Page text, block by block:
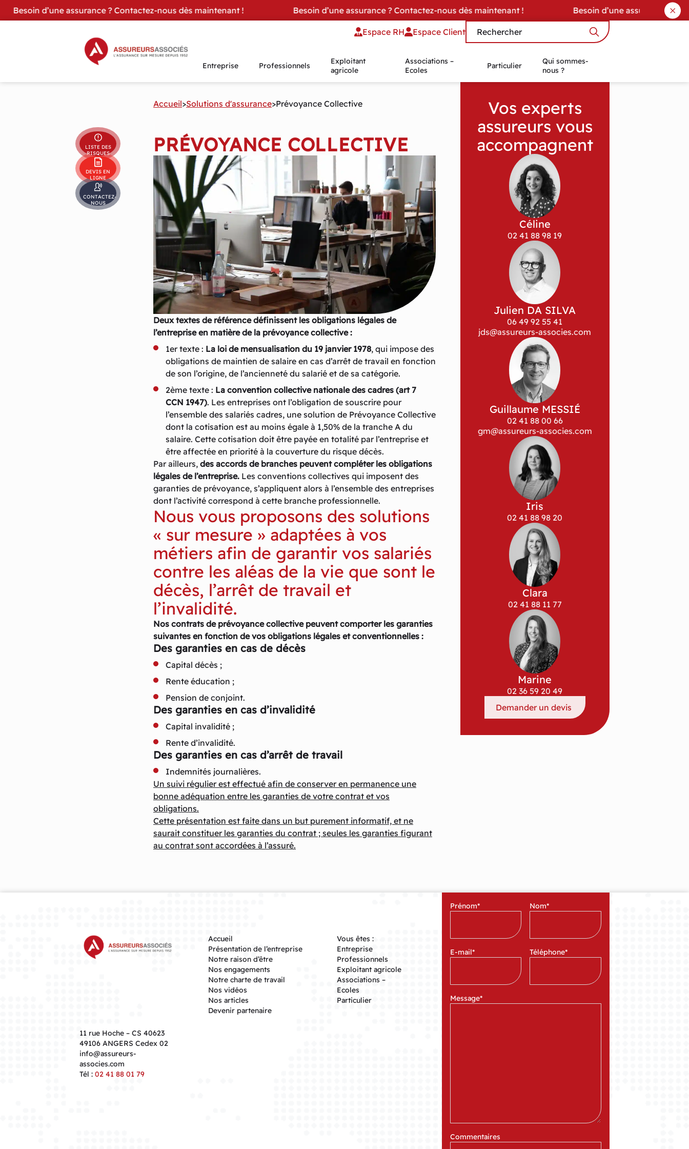
Skip to content
Besoin d’une assurance ? Contactez-nous dès maintenant ! Besoin d’une assurance ? Contactez-nous dès maintenant ! Besoin d’une assurance ?
Espace RH Espace Client
Entreprise Professionnels
Exploitant
agricole
Associations –
Ecoles
Particulier
Qui sommes-
nous ?
LISTE DES
RISQUES
DEVIS EN
LIGNE
CONTACTEZ-
NOUS
Accueil>Solutions d'assurance>Prévoyance Collective
PRÉVOYANCE COLLECTIVE
Deux textes de référence définissent les obligations légales de
l’entreprise en matière de la prévoyance collective :
1er texte : La loi de mensualisation du 19 janvier 1978, qui impose des
obligations de maintien de salaire en cas d’arrêt de travail en fonction
de son l’origine, de l’ancienneté du salarié et de sa catégorie.
2ème texte : La convention collective nationale des cadres (art 7
CCN 1947). Les entreprises ont l’obligation de souscrire pour
l’ensemble des salariés cadres, une solution de Prévoyance Collective
dont la cotisation est au moins égale à 1,50% de la tranche A du
salaire. Cette cotisation doit être payée en totalité par l’entreprise et
être affectée en priorité à la couverture du risque décès.
Par ailleurs, des accords de branches peuvent compléter les obligations
légales de l’entreprise. Les conventions collectives qui imposent des
garanties de prévoyance, s’appliquent alors à l’ensemble des entreprises
dont l’activité correspond à cette branche professionnelle.
Nous vous proposons des solutions
« sur mesure » adaptées à vos
métiers afin de garantir vos salariés
contre les aléas de la vie que sont le
décès, l’arrêt de travail et
l’invalidité.
Nos contrats de prévoyance collective peuvent comporter les garanties
suivantes en fonction de vos obligations légales et conventionnelles :
Des garanties en cas de décès
Capital décès ;
Rente éducation ;
Pension de conjoint.
Des garanties en cas d’invalidité
Capital invalidité ;
Rente d’invalidité.
Des garanties en cas d’arrêt de travail
Indemnités journalières.
Un suivi régulier est effectué afin de conserver en permanence une
bonne adéquation entre les garanties de votre contrat et vos
obligations.
Cette présentation est faite dans un but purement informatif, et ne
saurait constituer les garanties du contrat ; seules les garanties figurant
au contrat sont accordées à l’assuré.
Vos experts
assureurs vous
accompagnent
Céline
02 41 88 98 19
Julien DA SILVA
06 49 92 55 41
jds@assureurs-associes.com
Guillaume MESSIÉ
02 41 88 00 66
gm@assureurs-associes.com
Iris
02 41 88 98 20
Clara
02 41 88 11 77
Marine
02 36 59 20 49
Demander un devis
11 rue Hoche – CS 40623
49106 ANGERS Cedex 02
info@assureurs-
associes.com
Tél : 02 41 88 01 79
Accueil
Présentation de l’entreprise
Notre raison d’être
Nos engagements
Notre charte de travail
Nos vidéos
Nos articles
Devenir partenaire
Vous êtes :
Entreprise
Professionnels
Exploitant agricole
Associations –
Ecoles
Particulier
Prénom* Nom*
E-mail* Téléphone*
Message*
Commentaires